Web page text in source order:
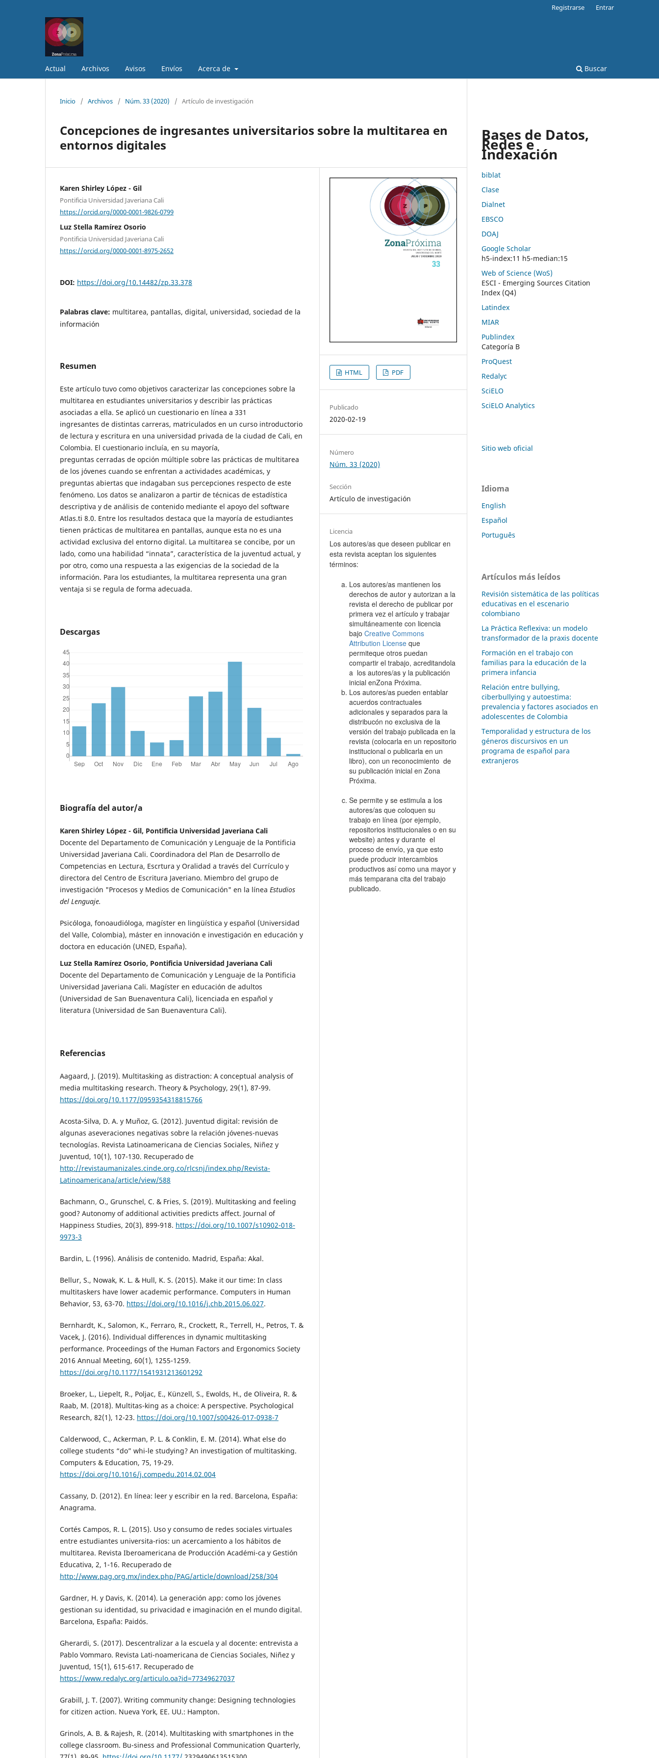
Actual Archivos Avisos Envíos Acerca de Buscar
Registrarse Entrar
Inicio / Archivos / Núm. 33 (2020) / Artículo de investigación
Concepciones de ingresantes universitarios sobre la multitarea en
entornos digitales
Karen Shirley López - Gil
Pontificia Universidad Javeriana Cali
https://orcid.org/0000-0001-9826-0799
Luz Stella Ramírez Osorio
Pontificia Universidad Javeriana Cali
https://orcid.org/0000-0001-8975-2652
DOI: https://doi.org/10.14482/zp.33.378
Palabras clave: multitarea, pantallas, digital, universidad, sociedad de la
información
Resumen
Este artículo tuvo como objetivos caracterizar las concepciones sobre la
multitarea en estudiantes universitarios y describir las prácticas
asociadas a ella. Se aplicó un cuestionario en línea a 331
ingresantes de distintas carreras, matriculados en un curso introductorio
de lectura y escritura en una universidad privada de la ciudad de Cali, en
Colombia. El cuestionario incluía, en su mayoría,
preguntas cerradas de opción múltiple sobre las prácticas de multitarea
de los jóvenes cuando se enfrentan a actividades académicas, y
preguntas abiertas que indagaban sus percepciones respecto de este
fenómeno. Los datos se analizaron a partir de técnicas de estadística
descriptiva y de análisis de contenido mediante el apoyo del software
Atlas.ti 8.0. Entre los resultados destaca que la mayoría de estudiantes
tienen prácticas de multitarea en pantallas, aunque esta no es una
actividad exclusiva del entorno digital. La multitarea se concibe, por un
lado, como una habilidad “innata”, característica de la juventud actual, y
por otro, como una respuesta a las exigencias de la sociedad de la
información. Para los estudiantes, la multitarea representa una gran
ventaja si se regula de forma adecuada.
Descargas
Biografía del autor/a
Karen Shirley López - Gil, Pontificia Universidad Javeriana Cali
Docente del Departamento de Comunicación y Lenguaje de la Pontificia
Universidad Javeriana Cali. Coordinadora del Plan de Desarrollo de
Competencias en Lectura, Escrtura y Oralidad a través del Currículo y
directora del Centro de Escritura Javeriano. Miembro del grupo de
investigación "Procesos y Medios de Comunicación" en la línea Estudios
del Lenguaje.
Psicóloga, fonoaudióloga, magíster en lingüística y español (Universidad
del Valle, Colombia), máster en innovación e investigación en educación y
doctora en educación (UNED, España).
Luz Stella Ramírez Osorio, Pontificia Universidad Javeriana Cali
Docente del Departamento de Comunicación y Lenguaje de la Pontificia
Universidad Javeriana Cali. Magíster en educación de adultos
(Universidad de San Buenaventura Cali), licenciada en español y
literatura (Universidad de San Buenaventura Cali).
Referencias
Aagaard, J. (2019). Multitasking as distraction: A conceptual analysis of
media multitasking research. Theory & Psychology, 29(1), 87-99.
https://doi.org/10.1177/0959354318815766
Acosta-Silva, D. A. y Muñoz, G. (2012). Juventud digital: revisión de
algunas aseveraciones negativas sobre la relación jóvenes-nuevas
tecnologías. Revista Latinoamericana de Ciencias Sociales, Niñez y
Juventud, 10(1), 107-130. Recuperado de
http://revistaumanizales.cinde.org.co/rlcsnj/index.php/Revista-
Latinoamericana/article/view/588
Bachmann, O., Grunschel, C. & Fries, S. (2019). Multitasking and feeling
good? Autonomy of additional activities predicts affect. Journal of
Happiness Studies, 20(3), 899-918. https://doi.org/10.1007/s10902-018-
9973-3
Bardin, L. (1996). Análisis de contenido. Madrid, España: Akal.
Bellur, S., Nowak, K. L. & Hull, K. S. (2015). Make it our time: In class
multitaskers have lower academic performance. Computers in Human
Behavior, 53, 63-70. https://doi.org/10.1016/j.chb.2015.06.027.
Bernhardt, K., Salomon, K., Ferraro, R., Crockett, R., Terrell, H., Petros, T. &
Vacek, J. (2016). Individual differences in dynamic multitasking
performance. Proceedings of the Human Factors and Ergonomics Society
2016 Annual Meeting, 60(1), 1255-1259.
https://doi.org/10.1177/1541931213601292
Broeker, L., Liepelt, R., Poljac, E., Künzell, S., Ewolds, H., de Oliveira, R. &
Raab, M. (2018). Multitas-king as a choice: A perspective. Psychological
Research, 82(1), 12-23. https://doi.org/10.1007/s00426-017-0938-7
Calderwood, C., Ackerman, P. L. & Conklin, E. M. (2014). What else do
college students “do” whi-le studying? An investigation of multitasking.
Computers & Education, 75, 19-29.
https://doi.org/10.1016/j.compedu.2014.02.004
Cassany, D. (2012). En línea: leer y escribir en la red. Barcelona, España:
Anagrama.
Cortés Campos, R. L. (2015). Uso y consumo de redes sociales virtuales
entre estudiantes universita-rios: un acercamiento a los hábitos de
multitarea. Revista Iberoamericana de Producción Académi-ca y Gestión
Educativa, 2, 1-16. Recuperado de
http://www.pag.org.mx/index.php/PAG/article/download/258/304
Gardner, H. y Davis, K. (2014). La generación app: como los jóvenes
gestionan su identidad, su privacidad e imaginación en el mundo digital.
Barcelona, España: Paidós.
Gherardi, S. (2017). Descentralizar a la escuela y al docente: entrevista a
Pablo Vommaro. Revista Lati-noamericana de Ciencias Sociales, Niñez y
Juventud, 15(1), 615-617. Recuperado de
https://www.redalyc.org/articulo.oa?id=77349627037
Grabill, J. T. (2007). Writing community change: Designing technologies
for citizen action. Nueva York, EE. UU.: Hampton.
Grinols, A. B. & Rajesh, R. (2014). Multitasking with smartphones in the
college classroom. Bu-siness and Professional Communication Quarterly,
HTML PDF
Publicado
2020-02-19
Número
Núm. 33 (2020)
Sección
Artículo de investigación
Licencia
Los autores/as que deseen publicar en
esta revista aceptan los siguientes
términos:
Los autores/as mantienen los
derechos de autor y autorizan a la
revista el derecho de publicar por
primera vez el artículo y trabajar
simultáneamente con licencia
bajoCreative Commons
Attribution License que
permiteque otros puedan
compartir el trabajo, acreditandola
a los autores/as y la publicación
inicial enZona Próxima.
Los autores/as pueden entablar
acuerdos contractuales
adicionales y separados para la
distribucón no exclusiva de la
versión del trabajo publicada en la
revista (colocarla en un repositorio
institucional o publicarla en un
libro), con un reconocimiento de
su publicación inicial en Zona
Próxima.
Se permite y se estimula a los
autores/as que coloquen su
trabajo en línea (por ejemplo,
repositorios institucionales o en su
website) antes y durante el
proceso de envío, ya que esto
puede producir intercambios
productivos así como una mayor y
más temparana cita del trabajo
publicado.
Bases de Datos,
Redes e
Indexación
biblat
Clase
Dialnet
EBSCO
DOAJ
Google Scholar
h5-index:11 h5-median:15
Web of Science (WoS)
ESCI - Emerging Sources Citation
Index (Q4)
Latindex
MIAR
Publindex
Categoría B
ProQuest
Redalyc
SciELO
SciELO Analytics
Sitio web oficial
Idioma
English
Español
Português
Artículos más leídos
Revisión sistemática de las políticas
educativas en el escenario
colombiano
La Práctica Reflexiva: un modelo
transformador de la praxis docente
Formación en el trabajo con
familias para la educación de la
primera infancia
Relación entre bullying,
ciberbullying y autoestima:
prevalencia y factores asociados en
adolescentes de Colombia
Temporalidad y estructura de los
géneros discursivos en un
programa de español para
extranjeros